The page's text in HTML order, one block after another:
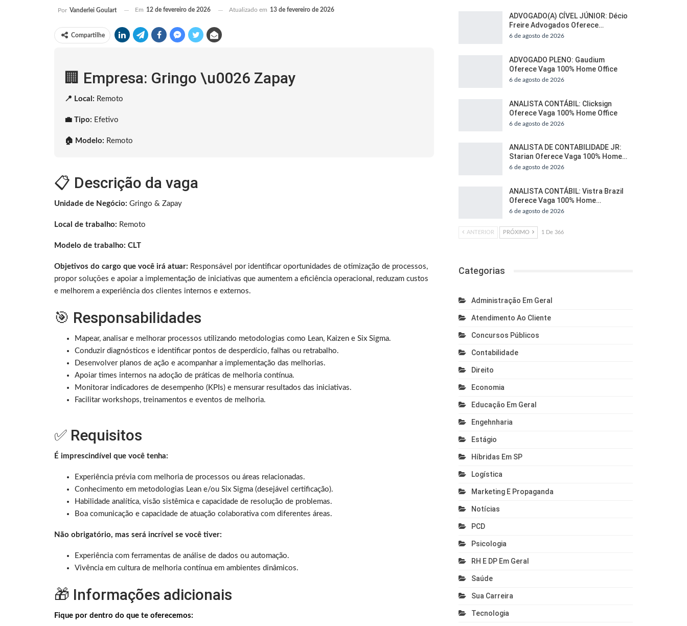
Por Vanderlei Goulart Em 12 de fevereiro de 2026 Atualizado em 13 de fevereiro de 2026
Compartilhe
🏢 Empresa: Gringo \u0026 Zapay
📍 Local: Remoto
💼 Tipo: Efetivo
🏠 Modelo: Remoto
📋 Descrição da vaga
Unidade de Negócio: Gringo & Zapay
Local de trabalho: Remoto
Modelo de trabalho: CLT
Objetivos do cargo que você irá atuar: Responsável por identificar oportunidades de otimização de processos,
propor soluções e apoiar a implementação de iniciativas que aumentem a eficiência operacional, reduzam custos
e melhorem a experiência dos clientes internos e externos.
🎯 Responsabilidades
Mapear, analisar e melhorar processos utilizando metodologias como Lean, Kaizen e Six Sigma.
Conduzir diagnósticos e identificar pontos de desperdício, falhas ou retrabalho.
Desenvolver planos de ação e acompanhar a implementação das melhorias.
Apoiar times internos na adoção de práticas de melhoria contínua.
Monitorar indicadores de desempenho (KPIs) e mensurar resultados das iniciativas.
Facilitar workshops, treinamentos e eventos de melhoria.
✅ Requisitos
É imprescindível que você tenha:
Experiência prévia com melhoria de processos ou áreas relacionadas.
Conhecimento em metodologias Lean e/ou Six Sigma (desejável certificação).
Habilidade analítica, visão sistêmica e capacidade de resolução de problemas.
Boa comunicação e capacidade de atuação colaborativa com diferentes áreas.
Não obrigatório, mas será incrível se você tiver:
Experiência com ferramentas de análise de dados ou automação.
Vivência em cultura de melhoria contínua em ambientes dinâmicos.
🎁 Informações adicionais
Fique por dentro do que te oferecemos:
ADVOGADO(A) CÍVEL JÚNIOR: Décio
Freire Advogados Oferece…
6 de agosto de 2026
ADVOGADO PLENO: Gaudium
Oferece Vaga 100% Home Office
6 de agosto de 2026
ANALISTA CONTÁBIL: Clicksign
Oferece Vaga 100% Home Office
6 de agosto de 2026
ANALISTA DE CONTABILIDADE JR:
Starian Oferece Vaga 100% Home…
6 de agosto de 2026
ANALISTA CONTÁBIL: Vistra Brazil
Oferece Vaga 100% Home…
6 de agosto de 2026
ANTERIOR PRÓXIMO 1 De 366
Categorias
Administração Em Geral
Atendimento Ao Cliente
Concursos Públicos
Contabilidade
Direito
Economia
Educação Em Geral
Engehnharia
Estágio
Híbridas Em SP
Logística
Marketing E Propaganda
Notícias
PCD
Psicologia
RH E DP Em Geral
Saúde
Sua Carreira
Tecnologia